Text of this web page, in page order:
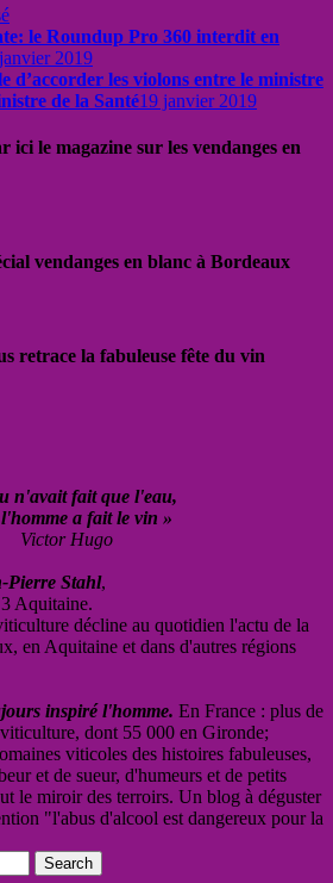
le Roundup Pro 360 interdit en
2019
d’accorder les violons entre le ministre
de la Santé19 janvier 2019
ici le magazine sur les vendanges en
vendanges en blanc à Bordeaux
retrace la fabuleuse fête du vin
n'avait fait que l'eau,
a fait le vin »
Victor Hugo
Pierre Stahl,
Aquitaine.
décline au quotidien l'actu de la
en Aquitaine et dans d'autres régions
inspiré l'homme. En France : plus de
dont 55 000 en Gironde;
viticoles des histoires fabuleuses,
et de sueur, d'humeurs et de petits
le miroir des terroirs. Un blog à déguster
"l'abus d'alcool est dangereux pour la